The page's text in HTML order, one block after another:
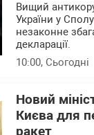
Вищий
України у
незаконне
декларації.
10:00, Сьогодні
Новий
Києва для
ракет